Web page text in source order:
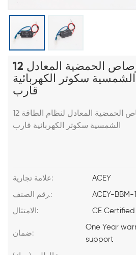
12 فولت بطارية الرصاص الحمضية المعادل
سكوتر الكهربائية
قارب
12 فولت بطارية الرصاص الحمضية المعادل لنظام الطاقة
الشمسية سكوتر الكهربائية قارب
علامة تجارية: ACEY
رقم الصنف.: ACEY-BBM-
الامتثال: CE Certified
ضمان:
One Year
support